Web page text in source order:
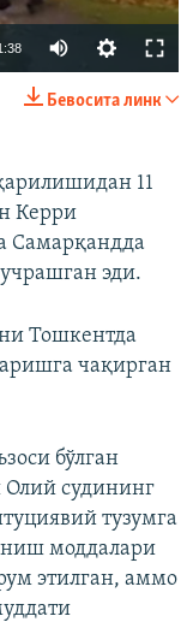
Бевосита линк
11
Керри
Самарқандда
эди.
Тошкентда
чақирган
бўлган
Олий судининг
тузумга
моддалари
этилган, аммо